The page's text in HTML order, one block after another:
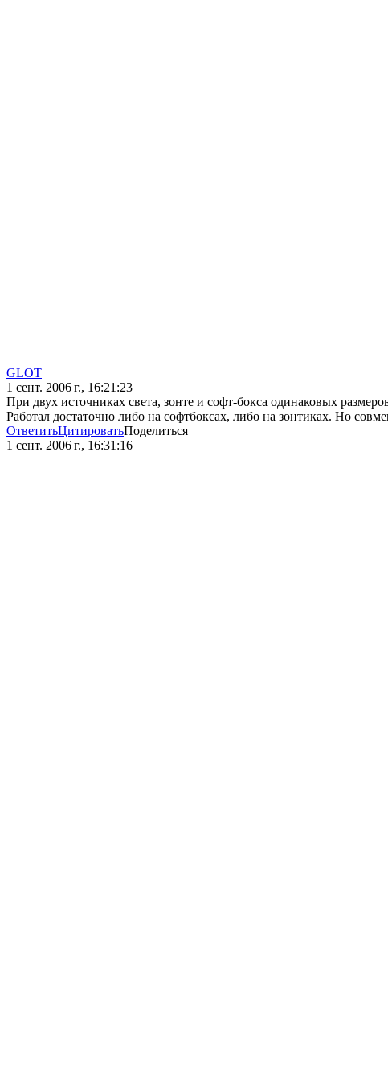
GLOT
1 сент. 2006 г., 16:21:23
При двух источниках света, зонте и софт-бокса одинаковых
Работал достаточно либо на софтбоксах, либо на зонтиках. Но
ОтветитьЦитироватьПоделиться
1 сент. 2006 г., 16:31:16